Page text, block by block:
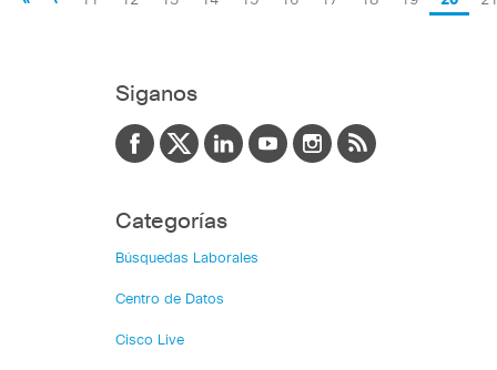
Siganos
Categorías
Búsquedas Laborales
Centro de Datos
Cisco Live